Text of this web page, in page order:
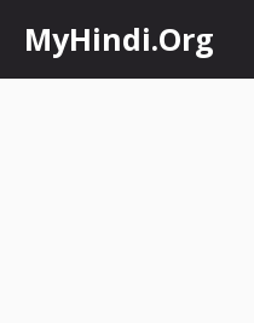
content
MyHindi.Org